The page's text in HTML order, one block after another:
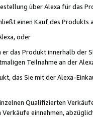
über Alexa für das
einen Kauf des
oder
das Produkt innerhalb der
Teilnahme an der
das Sie mit der Alexa-
Qualifizierten
einnehmen,